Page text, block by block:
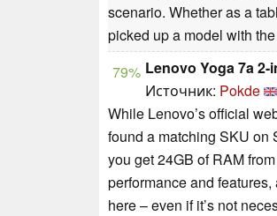
scenario. Whether as a
picked up a model with
79% Lenovo Yoga 7a 2-
Источник: Pokde
While Lenovo’s official
found a matching SKU on
you get 24GB of RAM
performance and
here – even if it’s not